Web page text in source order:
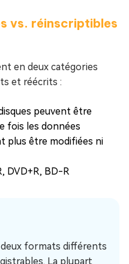
vs. réinscriptibles
en deux catégories
et réécrits :
peuvent être
fois les données
plus être modifiées ni
DVD+R, BD-R
formats différents
La plupart